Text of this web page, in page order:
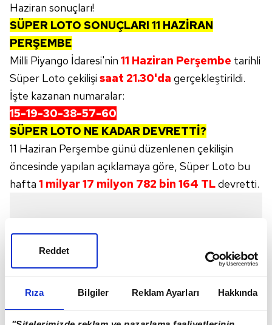
Rıza Bilgiler Reklam Ayarları Hakkında
Reddet
Haziran sonuçları!
SÜPER LOTO SONUÇLARI 11 HAZİRAN
PERŞEMBE
Milli Piyango İdaresi'nin 11 Haziran Perşembe tarihli
Süper Loto çekilişi saat 21.30'da gerçekleştirildi.
İşte kazanan numaralar:
15-19-30-38-57-60
SÜPER LOTO NE KADAR DEVRETTİ?
11 Haziran Perşembe günü düzenlenen çekilişin
öncesinde yapılan açıklamaya göre, Süper Loto bu
hafta 1 milyar 17 milyon 782 bin 164 TLdevretti.